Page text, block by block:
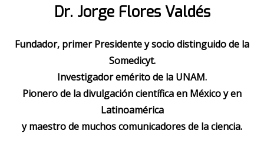
Dr. Jorge Flores Valdés
Fundador, primer Presidente y socio distinguido de la
Somedicyt.
Investigador emérito de la UNAM.
Pionero de la divulgación científica en México y en
Latinoamérica
y maestro de muchos comunicadores de la ciencia.